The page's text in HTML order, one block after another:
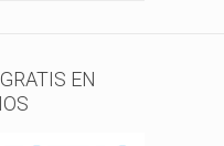
EN